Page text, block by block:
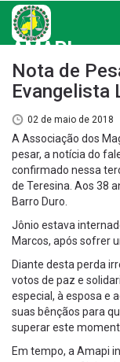
AMAPI
Nota de
Evangelista
02 de maio de 2018
A Associação dos
pesar, a notícia do
confirmado nessa
de Teresina. Aos 38
Barro Duro.
Jônio estava
Marcos, após sofrer
Diante desta perda
votos de paz e
especial, à esposa e
suas bênçãos para
superar este
Em tempo, a Amapi